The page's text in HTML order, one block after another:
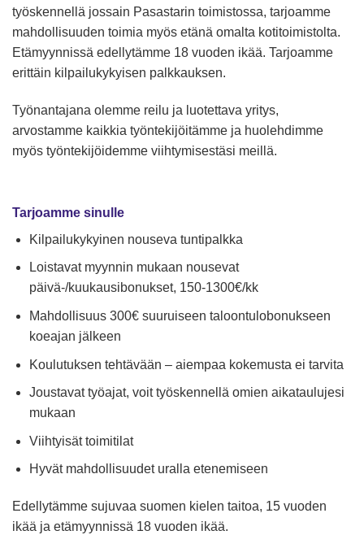
työskennellä jossain Pasastarin toimistossa, tarjoamme
mahdollisuuden toimia myös etänä omalta kotitoimistolta.
Etämyynnissä edellytämme 18 vuoden ikää. Tarjoamme
erittäin kilpailukykyisen palkkauksen.
Työnantajana olemme reilu ja luotettava yritys,
arvostamme kaikkia työntekijöitämme ja huolehdimme
myös työntekijöidemme viihtymisestäsi meillä.
Tarjoamme sinulle
Kilpailukykyinen nouseva tuntipalkka
Loistavat myynnin mukaan nousevat
päivä-/kuukausibonukset, 150-1300€/kk
Mahdollisuus 300€ suuruiseen taloontulobonukseen
koeajan jälkeen
Koulutuksen tehtävään – aiempaa kokemusta ei tarvita
Joustavat työajat, voit työskennellä omien aikataulujesi
mukaan
Viihtyisät toimitilat
Hyvät mahdollisuudet uralla etenemiseen
Edellytämme sujuvaa suomen kielen taitoa, 15 vuoden
ikää ja etämyynnissä 18 vuoden ikää.